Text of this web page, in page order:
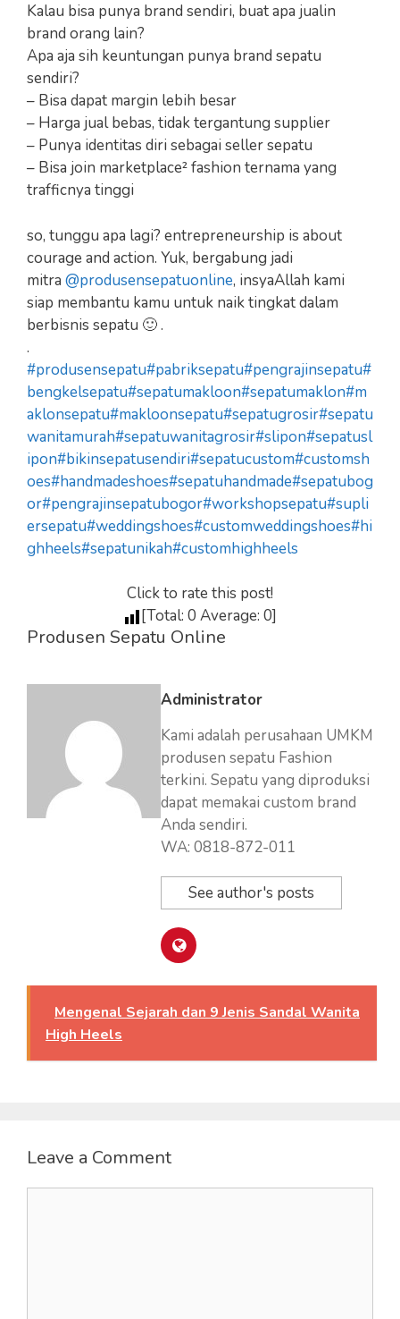
Kalau bisa punya brand sendiri, buat apa jualin
brand orang lain?
Apa aja sih keuntungan punya brand sepatu
sendiri?
– Bisa dapat margin lebih besar
– Harga jual bebas, tidak tergantung supplier
– Punya identitas diri sebagai seller sepatu
– Bisa join marketplace² fashion ternama yang
trafficnya tinggi
so, tunggu apa lagi? entrepreneurship is about
courage and action. Yuk, bergabung jadi
mitra @produsensepatuonline, insyaAllah kami
siap membantu kamu untuk naik tingkat dalam
berbisnis sepatu 🙂 .
.
#produsensepatu#pabriksepatu#pengrajinsepatu#
bengkelsepatu#sepatumakloon#sepatumaklon#m
aklonsepatu#makloonsepatu#sepatugrosir#sepatu
wanitamurah#sepatuwanitagrosir#slipon#sepatusl
ipon#bikinsepatusendiri#sepatucustom#customsh
oes#handmadeshoes#sepatuhandmade#sepatubog
or#pengrajinsepatubogor#workshopsepatu#supli
ersepatu#weddingshoes#customweddingshoes#hi
ghheels#sepatunikah#customhighheels
Click to rate this post!
[Total: 0 Average: 0]
Produsen Sepatu Online
Administrator
Kami adalah perusahaan UMKM
produsen sepatu Fashion
terkini. Sepatu yang diproduksi
dapat memakai custom brand
Anda sendiri.
WA: 0818-872-011
See author's posts
Mengenal Sejarah dan 9 Jenis Sandal Wanita
High Heels
Leave a Comment